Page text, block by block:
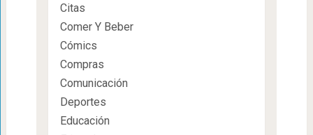
Citas
Comer Y Beber
Cómics
Compras
Comunicación
Deportes
Educación